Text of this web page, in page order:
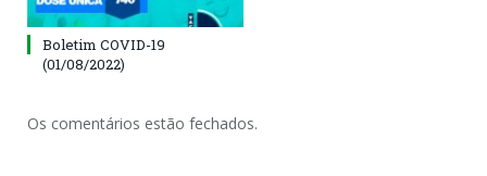
Boletim COVID-19
(01/08/2022)
Os comentários estão fechados.